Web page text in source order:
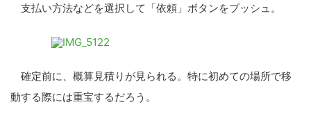
支払い方法などを選択して「依頼」ボタンをプッシュ。
確定前に、概算見積りが見られる。特に初めての場所で移
動する際には重宝するだろう。